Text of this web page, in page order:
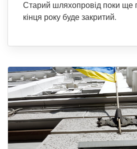
Старий шляхопровід поки ще
кінця року буде закритий.